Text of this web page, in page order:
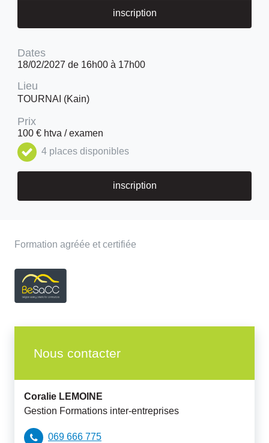
inscription
Dates
18/02/2027 de 16h00 à 17h00
Lieu
TOURNAI (Kain)
Prix
100 € htva / examen
4 places disponibles
inscription
Formation agréée et certifiée
Nous contacter
Coralie LEMOINE
Gestion Formations inter-entreprises
069 666 775